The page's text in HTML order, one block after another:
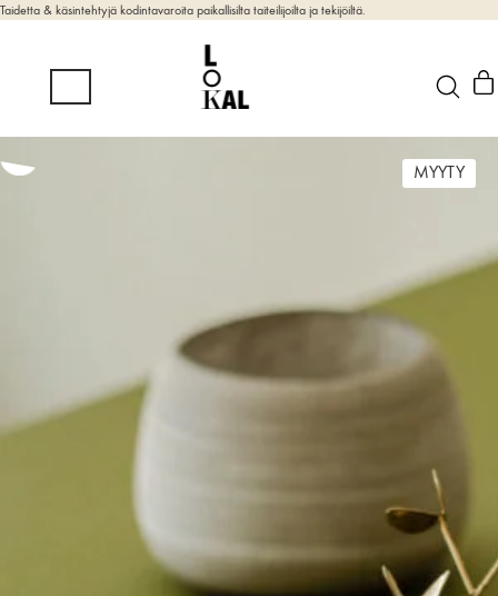
Taidetta & käsintehtyjä kodintavaroita paikallisilta taiteilijoilta ja tekijöiltä.
MYYTY